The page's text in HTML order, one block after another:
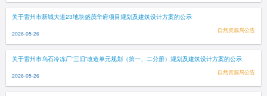
关于雷州市新城大道23地块盛茂华府项目规划及建筑设计方案的公示
2026-05-26 自然资源局公告
关于雷州市乌石冷冻厂“三旧”改造单元规划（第一、二分册）规划及建筑设计方案的公示
2026-05-26 自然资源局公告